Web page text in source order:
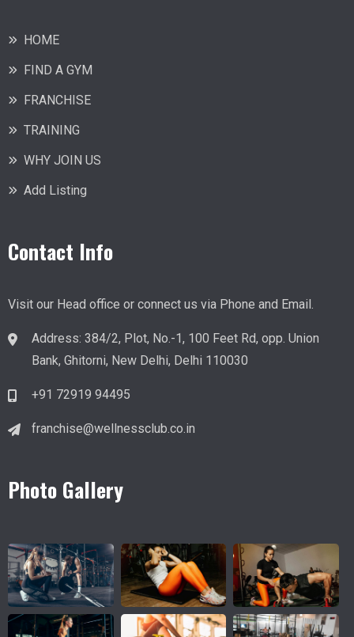
HOME
FIND A GYM
FRANCHISE
TRAINING
WHY JOIN US
Add Listing
Contact Info
Visit our Head office or connect us via Phone and Email.
Address: 384/2, Plot, No.-1, 100 Feet Rd, opp. Union
Bank, Ghitorni, New Delhi, Delhi 110030
+91 72919 94495
franchise@wellnessclub.co.in
Photo Gallery